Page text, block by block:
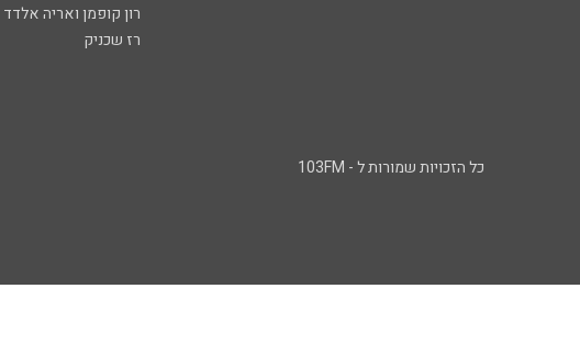
רון קופמן ואריה אלדד
רז שכניק
כל הזכויות שמורות ל - 103FM